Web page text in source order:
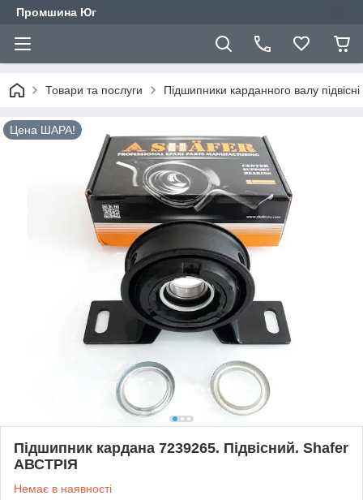
Промшина Юг
Товари та послуги Підшипники карданного валу підвісні
Цена ШАРА!
Підшипник кардана 7239265. Підвісний. Shafer
АВСТРІЯ
Немає в наявності